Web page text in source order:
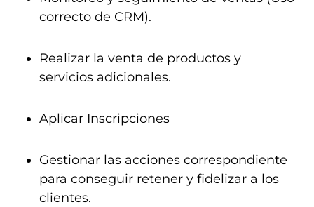
correcto de CRM).
Realizar la venta de productos y
servicios adicionales.
Aplicar Inscripciones
Gestionar las acciones correspondiente
para conseguir retener y fidelizar a los
clientes.